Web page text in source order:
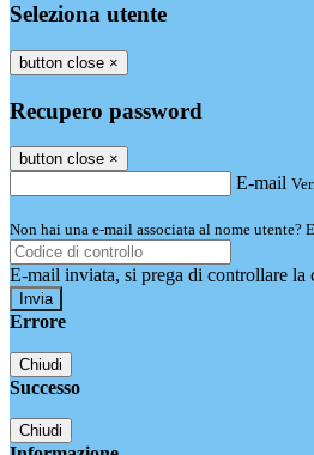
Seleziona utente
button close ×
Recupero password
button close ×
E-mail
Non hai una e-mail associata al nome utente?
E-mail inviata, si prega di controllare la
Errore
Chiudi
Successo
Chiudi